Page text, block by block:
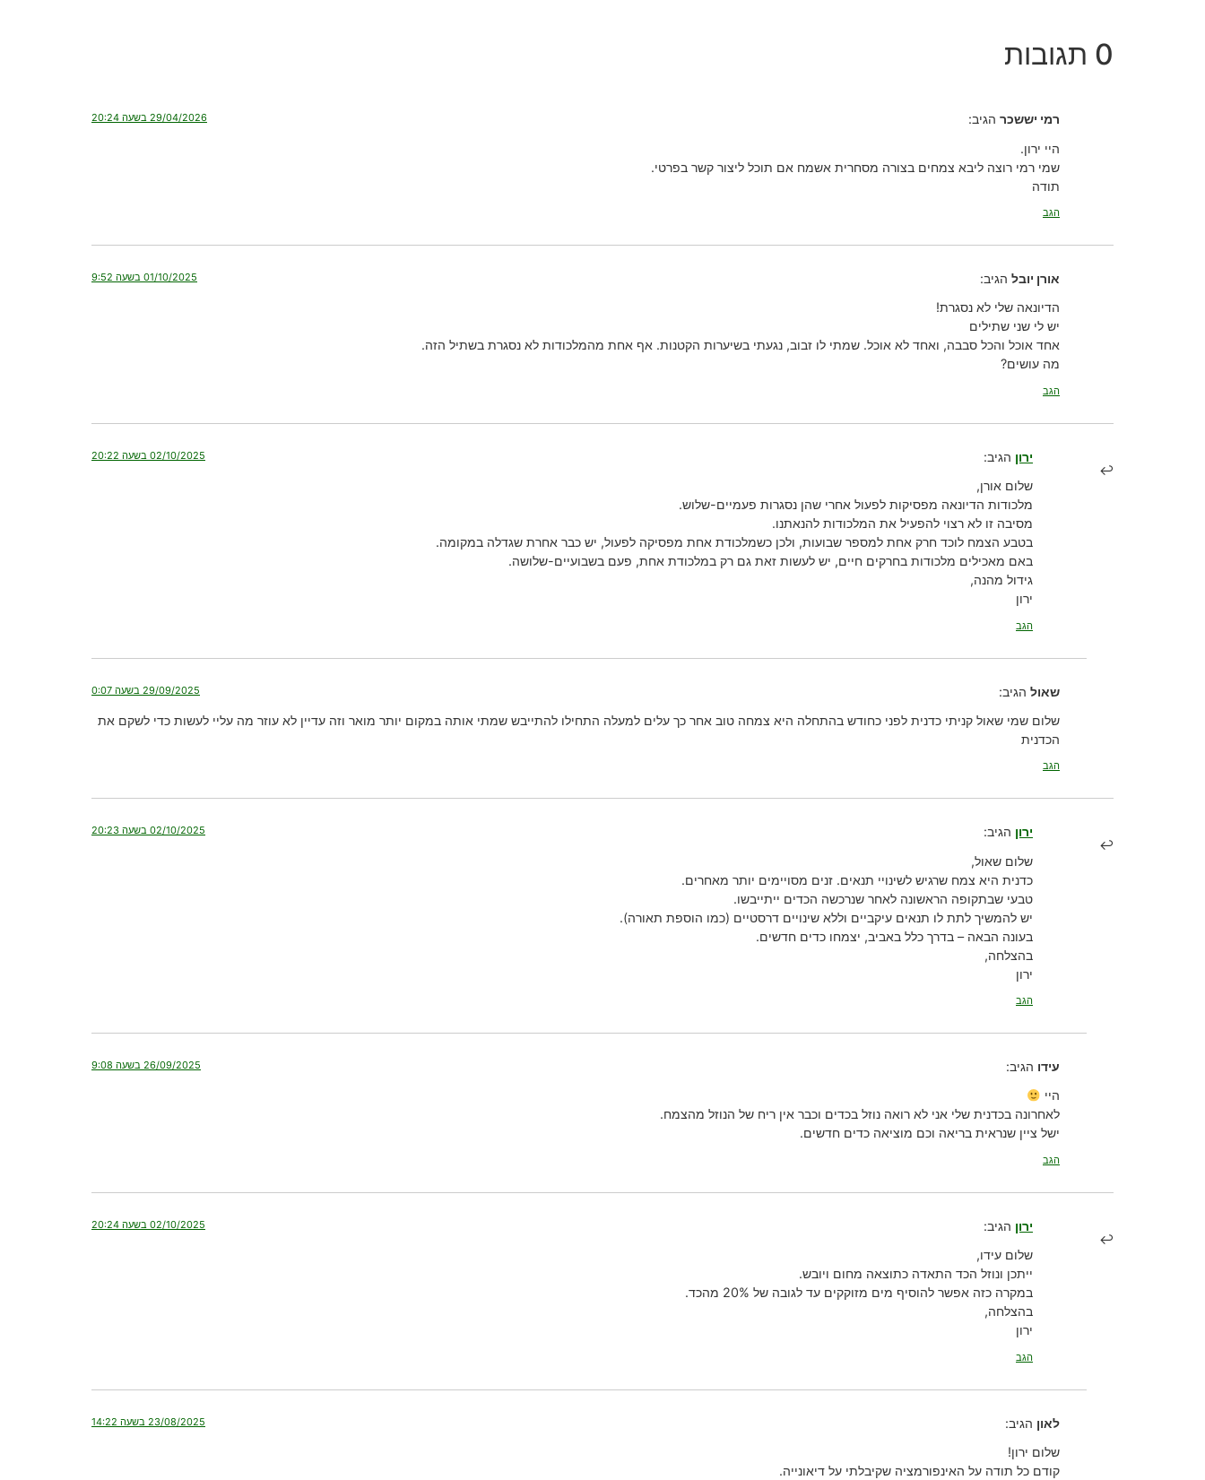
0 תגובות
רמי יששכר הגיב: 29/04/2026 בשעה 20:24
היי ירון.
שמי רמי רוצה ליבא צמחים בצורה מסחרית אשמח אם תוכל ליצור קשר בפרטי.
תודה
הגב
אורן יובל הגיב: 01/10/2025 בשעה 9:52
הדיונאה שלי לא נסגרת!
יש לי שני שתילים
אחד אוכל והכל סבבה, ואחד לא אוכל. שמתי לו זבוב, נגעתי בשיערות הקטנות. אף אחת מהמלכודות לא נסגרת בשתיל הזה.
מה עושים?
הגב
ירון הגיב: 02/10/2025 בשעה 20:22
שלום אורן,
מלכודות הדיונאה מפסיקות לפעול אחרי שהן נסגרות פעמיים-שלוש.
מסיבה זו לא רצוי להפעיל את המלכודות להנאתנו.
בטבע הצמח לוכד חרק אחת למספר שבועות, ולכן כשמלכודת אחת מפסיקה לפעול, יש כבר אחרת שגדלה במקומה.
באם מאכילים מלכודות בחרקים חיים, יש לעשות זאת גם רק במלכודת אחת, פעם בשבועיים-שלושה.
גידול מהנה,
ירון
הגב
שאול הגיב: 29/09/2025 בשעה 0:07
שלום שמי שאול קניתי כדנית לפני כחודש בהתחלה היא צמחה טוב אחר כך עלים למעלה התחילו להתייבש שמתי אותה במקום יותר מואר וזה עדיין לא עוזר מה עליי לעשות כדי לשקם את
הכדנית
הגב
ירון הגיב: 02/10/2025 בשעה 20:23
שלום שאול,
כדנית היא צמח שרגיש לשינויי תנאים. זנים מסויימים יותר מאחרים.
טבעי שבתקופה הראשונה לאחר שנרכשה הכדים ייתייבשו.
יש להמשיך לתת לו תנאים עיקביים וללא שינויים דרסטיים (כמו הוספת תאורה).
בעונה הבאה – בדרך כלל באביב, יצמחו כדים חדשים.
בהצלחה,
ירון
הגב
עידו הגיב: 26/09/2025 בשעה 9:08
היי
לאחרונה בכדנית שלי אני לא רואה נוזל בכדים וכבר אין ריח של הנוזל מהצמח.
ישל ציין שנראית בריאה וכם מוציאה כדים חדשים.
הגב
ירון הגיב: 02/10/2025 בשעה 20:24
שלום עידו,
ייתכן ונוזל הכד התאדה כתוצאה מחום ויובש.
במקרה כזה אפשר להוסיף מים מזוקקים עד לגובה של 20% מהכד.
בהצלחה,
ירון
הגב
לאון הגיב: 23/08/2025 בשעה 14:22
שלום ירון!
קודם כל תודה על האינפורמציה שקיבלתי על דיאונייה.